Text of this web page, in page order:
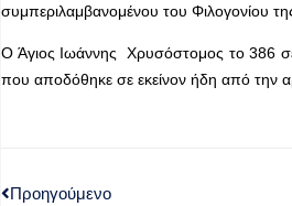
συμπεριλαμβανομένου του Φιλογονίου της
Ο Άγιος Ιωάννης Χρυσόστομος το 386 σε
που αποδόθηκε σε εκείνον ήδη από την
Προηγούμενο